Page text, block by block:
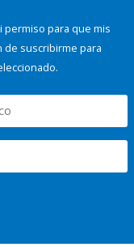
permiso para que mis
suscribirme para